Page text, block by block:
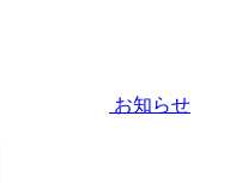
お知らせ